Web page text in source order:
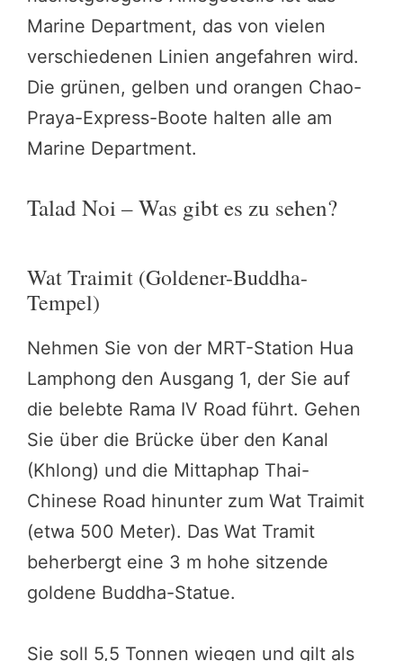
Marine Department, das von vielen
verschiedenen Linien angefahren wird.
Die grünen, gelben und orangen Chao-
Praya-Express-Boote halten alle am
Marine Department.
Talad Noi – Was gibt es zu sehen?
Wat Traimit (Goldener-Buddha-
Tempel)
Nehmen Sie von der MRT-Station Hua
Lamphong den Ausgang 1, der Sie auf
die belebte Rama IV Road führt. Gehen
Sie über die Brücke über den Kanal
(Khlong) und die Mittaphap Thai-
Chinese Road hinunter zum Wat Traimit
(etwa 500 Meter). Das Wat Tramit
beherbergt eine 3 m hohe sitzende
goldene Buddha-Statue.
Sie soll 5,5 Tonnen wiegen und gilt als